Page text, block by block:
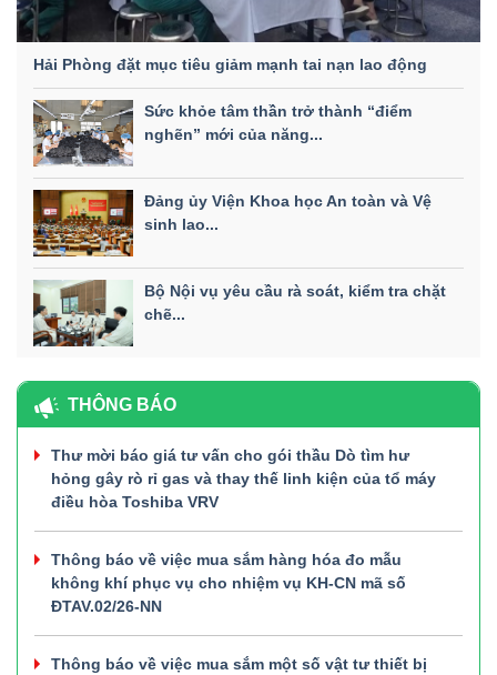
Hải Phòng đặt mục tiêu giảm mạnh tai nạn lao động
Sức khỏe tâm thần trở thành “điểm
nghẽn” mới của năng...
Đảng ủy Viện Khoa học An toàn và Vệ
sinh lao...
Bộ Nội vụ yêu cầu rà soát, kiểm tra chặt
chẽ...
THÔNG BÁO
Thư mời báo giá tư vấn cho gói thầu Dò tìm hư
hỏng gây rò rỉ gas và thay thế linh kiện của tổ máy
điều hòa Toshiba VRV
Thông báo về việc mua sắm hàng hóa đo mẫu
không khí phục vụ cho nhiệm vụ KH-CN mã số
ĐTAV.02/26-NN
Thông báo về việc mua sắm một số vật tư thiết bị